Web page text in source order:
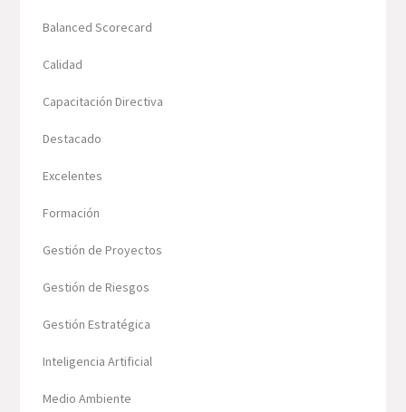
Balanced Scorecard
Calidad
Capacitación Directiva
Destacado
Excelentes
Formación
Gestión de Proyectos
Gestión de Riesgos
Gestión Estratégica
Inteligencia Artificial
Medio Ambiente